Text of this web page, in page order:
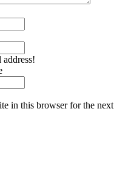
in this browser for the next